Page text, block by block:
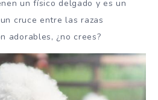
un físico delgado y es un
cruce entre las razas
adorables, ¿no crees?